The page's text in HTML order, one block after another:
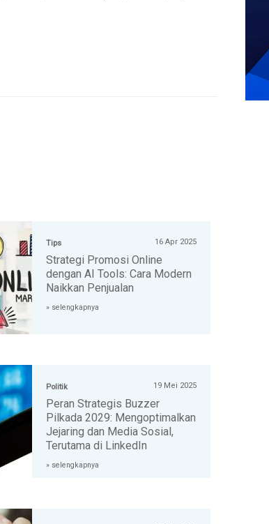
Tips 16 Apr 2025
Strategi Promosi Online
dengan AI Tools: Cara Modern
Naikkan Penjualan
» selengkapnya
Politik 19 Mei 2025
Peran Strategis Buzzer
Pilkada 2029: Mengoptimalkan
Jejaring dan Media Sosial,
Terutama di LinkedIn
» selengkapnya